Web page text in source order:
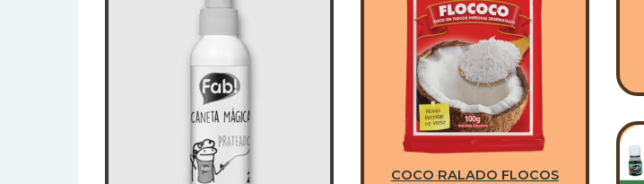
COCO RALADO FLOCOS